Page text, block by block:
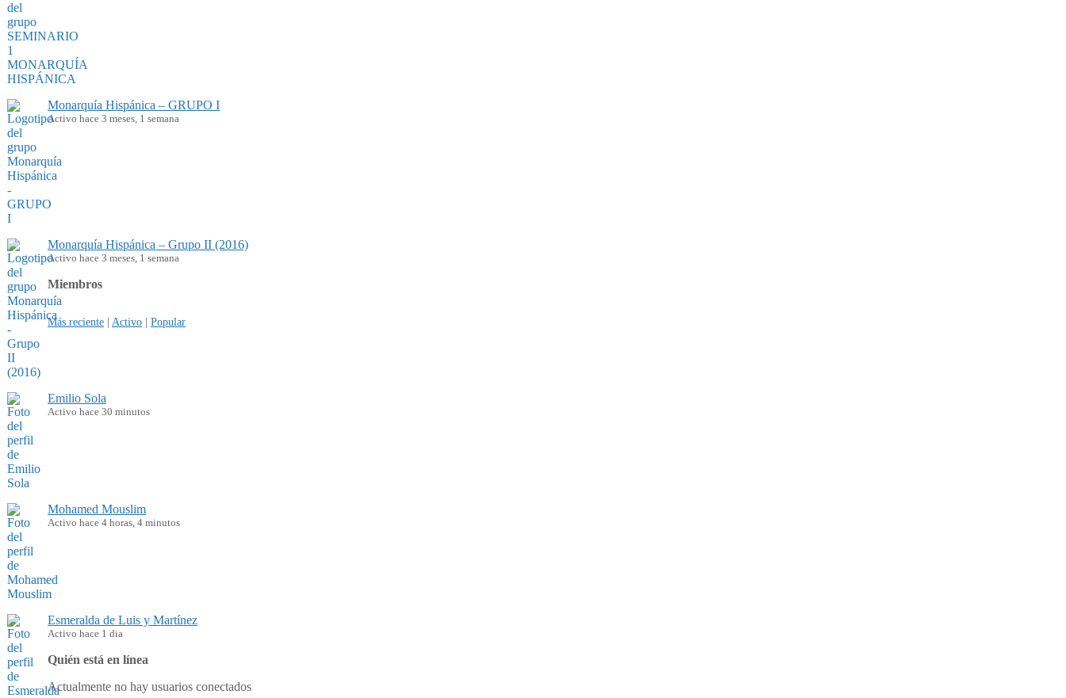
Monarquía Hispánica – GRUPO I
Activo hace 3 meses, 1 semana
Monarquía Hispánica – Grupo II (2016)
Activo hace 3 meses, 1 semana
Miembros
Más reciente | Activo | Popular
Emilio Sola
Activo hace 30 minutos
Mohamed Mouslim
Activo hace 4 horas, 4 minutos
Esmeralda de Luis y Martínez
Activo hace 1 dia
Quién está en línea
Actualmente no hay usuarios conectados